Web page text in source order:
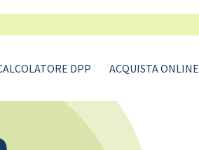
DPP ACQUISTA ONLINE